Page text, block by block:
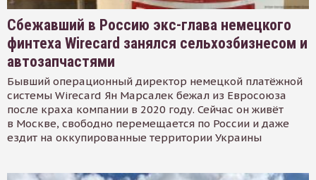
Сбежавший в Россию экс-глава немецкого
финтеха Wirecard занялся сельхозбизнесом и
автозапчастями
Бывший операционный директор немецкой платёжной
системы Wirecard Ян Марсалек бежал из Евросоюза
после краха компании в 2020 году. Сейчас он живёт
в Москве, свободно перемещается по России и даже
ездит на оккупированные территории Украины